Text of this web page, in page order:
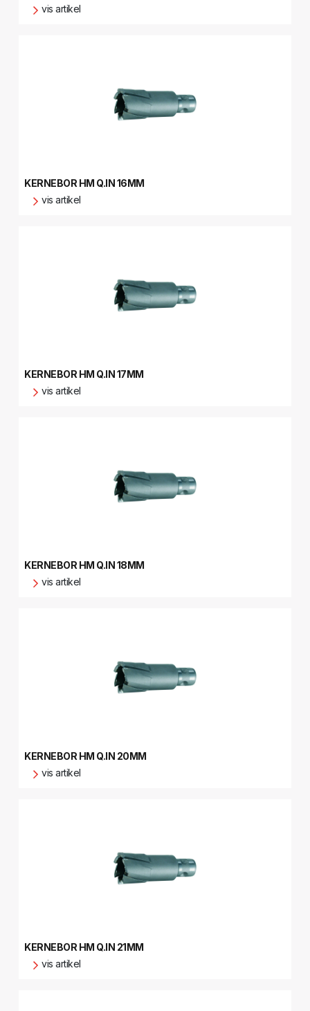
vis artikel
KERNEBOR HM Q.IN 16MM
vis artikel
KERNEBOR HM Q.IN 17MM
vis artikel
KERNEBOR HM Q.IN 18MM
vis artikel
KERNEBOR HM Q.IN 20MM
vis artikel
KERNEBOR HM Q.IN 21MM
vis artikel